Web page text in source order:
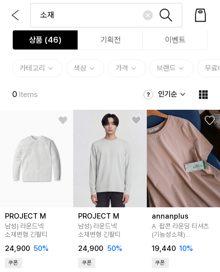
상품 (46) 기획전 이벤트
카테고리 색상 가격 브랜드 무료
0 Items 인기순
PROJECT M
남성) 라운드넥
소재변형 긴팔티
24,900 50%
쿠폰
PROJECT M
남성) 라운드넥
소재변형 긴팔티
24,900 50%
쿠폰
annanplus
A. 팝콘 라운딩 티셔츠
(기능성소재)
19,440 10%
쿠폰